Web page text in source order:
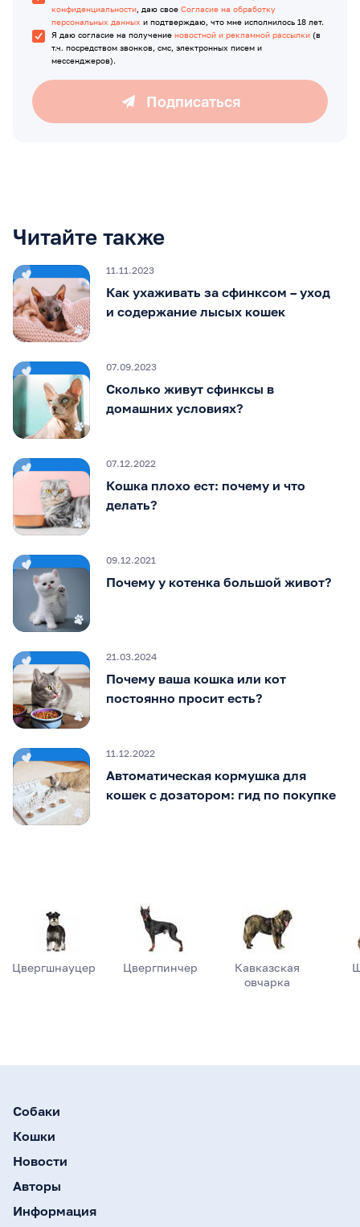
конфиденциальности, даю свое Согласие на обработку
персональных данных и подтверждаю, что мне исполнилось 18 лет.
Я даю согласие на получение новостной и рекламной рассылки (в
т.ч. посредством звонков, смс, электронных писем и
мессенджеров).
Подписаться
Читайте также
11.11.2023
Как ухаживать за сфинксом – уход
и содержание лысых кошек
07.09.2023
Сколько живут сфинксы в
домашних условиях?
07.12.2022
Кошка плохо ест: почему и что
делать?
09.12.2021
Почему у котенка большой живот?
21.03.2024
Почему ваша кошка или кот
постоянно просит есть?
11.12.2022
Автоматическая кормушка для
кошек с дозатором: гид по покупке
Цвергшнауцер Цвергпинчер
Кавказская
овчарка
Собаки
Кошки
Новости
Авторы
Информация